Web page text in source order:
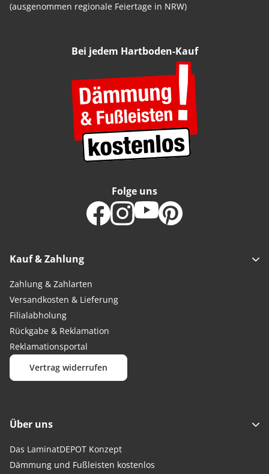
(ausgenommen regionale Feiertage in NRW)
Bei jedem Hartboden-Kauf
Kauf & Zahlung
Zahlung & Zahlarten
Versandkosten & Lieferung
Filialabholung
Rückgabe & Reklamation
Reklamationsportal
Vertrag widerrufen
Folge uns
Über uns
Das LaminatDEPOT Konzept
Dämmung und Fußleisten kostenlos